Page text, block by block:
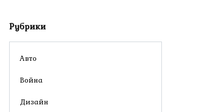
Рубрики
Авто
Война
Дизайн